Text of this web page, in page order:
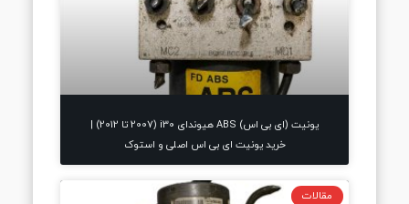
یونیت (ای بی اس) ABS هیوندای i30 (2007 تا 2012) |
خرید یونیت ای بی اس اصلی و استوک
مقالات